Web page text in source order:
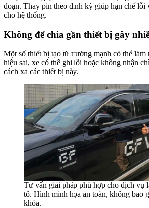
đoạn. Thay pin theo định kỳ giúp hạn chế lỗi
cho hệ thống.
Không để chìa gần thiết bị gây
Một số thiết bị tạo từ trường mạnh có thể
hiệu sai, xe có thể ghi lỗi hoặc không nhận
cách xa các thiết bị này.
Tư vấn giải pháp phù hợp cho dịch vụ
tô. Hình minh họa an toàn, không bao
khóa.